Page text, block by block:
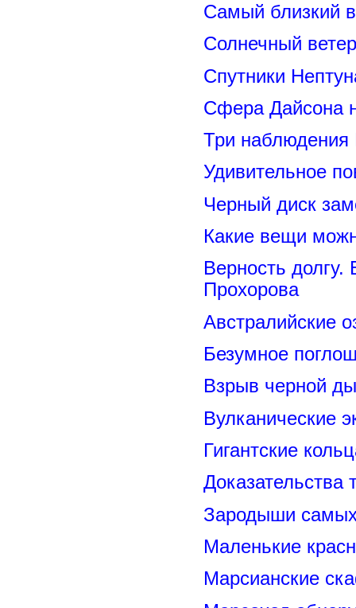
Самый близкий
Солнечный
Спутники
Сфера Дайсона
Три
Удивительное
Черный диск
Какие вещи
Верность
Прохорова
Австралийские
Безумное
Взрыв черной
Вулканические
Гигантские
Доказательства
Зародыши самых
Маленькие
Марсианские